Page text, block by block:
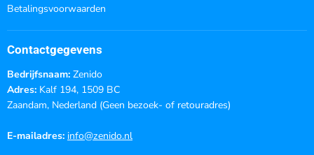
Betalingsvoorwaarden
Contactgegevens
Bedrijfsnaam: Zenido
Adres: Kalf 194, 1509 BC
Zaandam, Nederland (Geen bezoek- of retouradres)
E-mailadres: info@zenido.nl